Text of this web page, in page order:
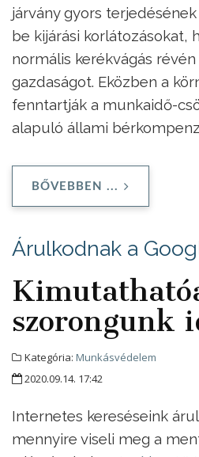
járvány gyors
be kijárási korlátozásokat,
normális kerékvágás
gazdaságot. Eközben a
fenntartják a munkaidő-
alapuló állami
BŐVEBBEN ...
Árulkodnak a
szorongunk
Kategória: Munkásvédelem
2020.09.14. 17:42
Internetes kereséseink
mennyire viseli meg a